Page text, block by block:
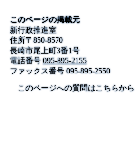
このページの掲載元
新行政推進室
住所〒850-8570
長崎市尾上町3番1号
電話番号 095-895-2155
ファックス番号095-895-2550
このページへの質問はこちらから